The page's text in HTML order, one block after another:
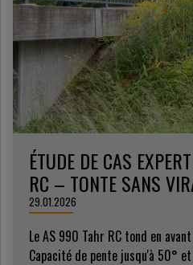
ÉTUDE DE CAS
RC – TONTE SANS
29.01.2026
Le AS 990 Tahr RC tond en
Capacité de pente jusqu'à 50°